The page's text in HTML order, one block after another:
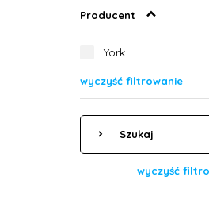
Producent
York
wyczyść filtrowanie
Szukaj
wyczyść